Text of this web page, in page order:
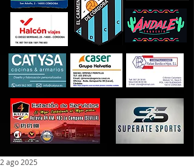
2 ago 2025